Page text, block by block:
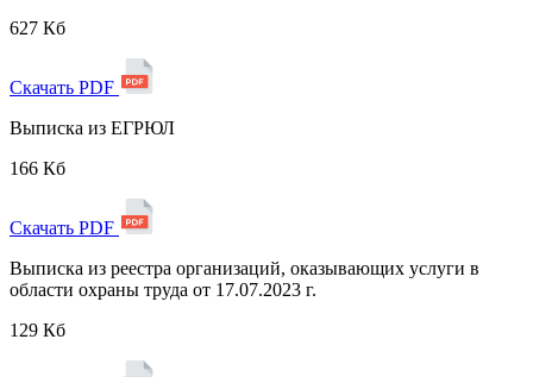
627 Кб
Скачать PDF
Выписка из ЕГРЮЛ
166 Кб
Скачать PDF
Выписка из реестра организаций, оказывающих услуги в
области охраны труда от 17.07.2023 г.
129 Кб